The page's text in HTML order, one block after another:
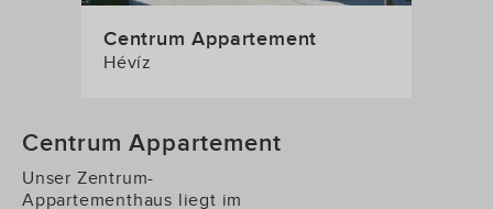
Centrum Appartement
Hévíz
Centrum Appartement
Unser Zentrum-
Appartementhaus liegt im